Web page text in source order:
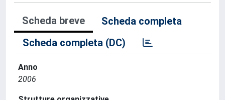
Scheda breve
Scheda completa
Scheda completa (DC)
Anno
2006